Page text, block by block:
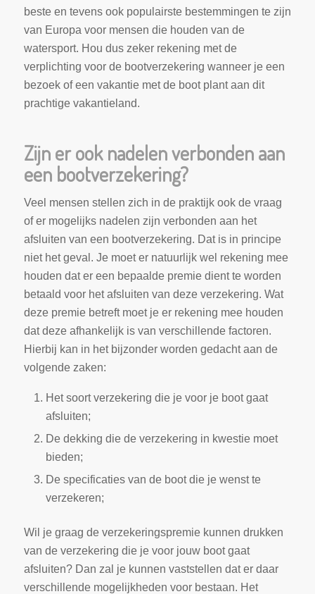
beste en tevens ook populairste bestemmingen te zijn
van Europa voor mensen die houden van de
watersport. Hou dus zeker rekening met de
verplichting voor de bootverzekering wanneer je een
bezoek of een vakantie met de boot plant aan dit
prachtige vakantieland.
Zijn er ook nadelen verbonden aan
een bootverzekering?
Veel mensen stellen zich in de praktijk ook de vraag
of er mogelijks nadelen zijn verbonden aan het
afsluiten van een bootverzekering. Dat is in principe
niet het geval. Je moet er natuurlijk wel rekening mee
houden dat er een bepaalde premie dient te worden
betaald voor het afsluiten van deze verzekering. Wat
deze premie betreft moet je er rekening mee houden
dat deze afhankelijk is van verschillende factoren.
Hierbij kan in het bijzonder worden gedacht aan de
volgende zaken:
Het soort verzekering die je voor je boot gaat
afsluiten;
De dekking die de verzekering in kwestie moet
bieden;
De specificaties van de boot die je wenst te
verzekeren;
Wil je graag de verzekeringspremie kunnen drukken
van de verzekering die je voor jouw boot gaat
afsluiten? Dan zal je kunnen vaststellen dat er daar
verschillende mogelijkheden voor bestaan. Het